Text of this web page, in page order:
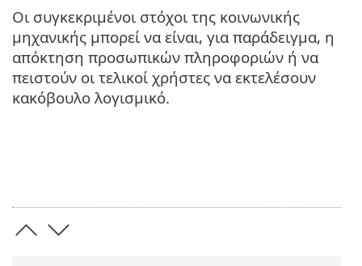
Οι συγκεκριμένοι στόχοι της κοινωνικής
μηχανικής μπορεί να είναι, για παράδειγμα, η
απόκτηση προσωπικών πληροφοριών ή να
πειστούν οι τελικοί χρήστες να εκτελέσουν
κακόβουλο λογισμικό.